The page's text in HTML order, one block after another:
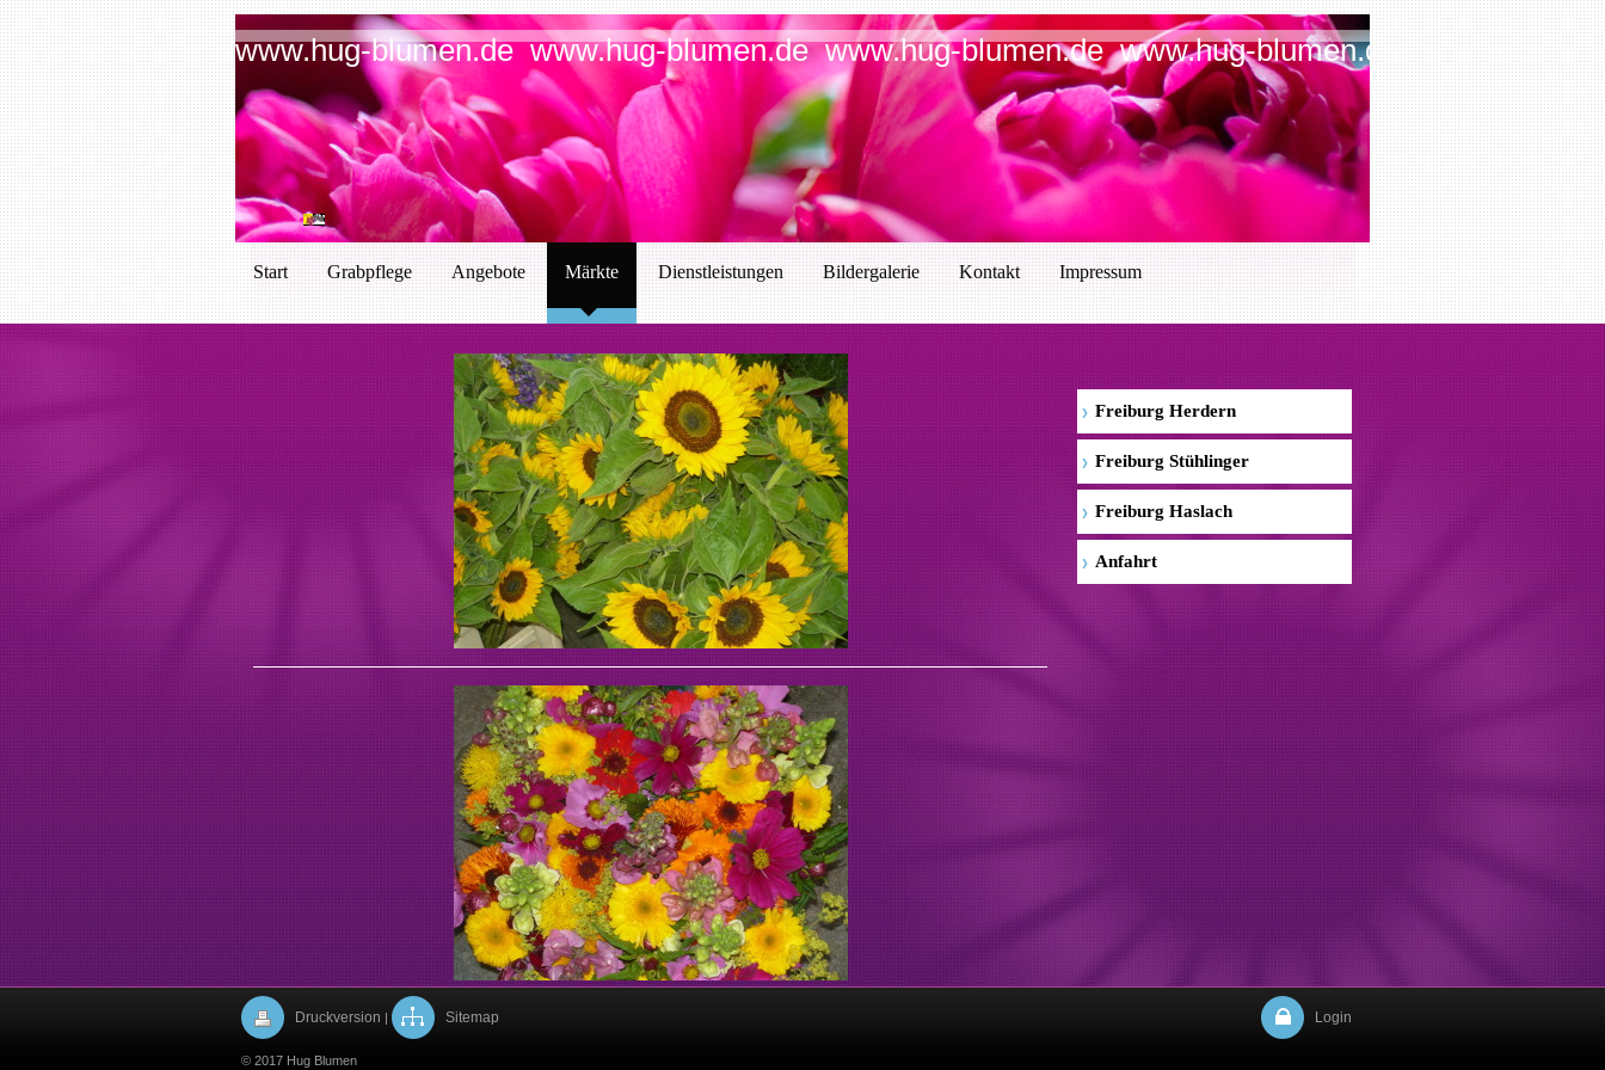
www.hug-blumen.de www.hug-blumen.de www.hug-blumen.de www.hug-blumen.de
Start Grabpflege Angebote Märkte Dienstleistungen Bildergalerie Kontakt Impressum
Freiburg Herdern
Freiburg Stühlinger
Freiburg Haslach
Anfahrt
Druckversion | Sitemap
© 2017 Hug Blumen
Login